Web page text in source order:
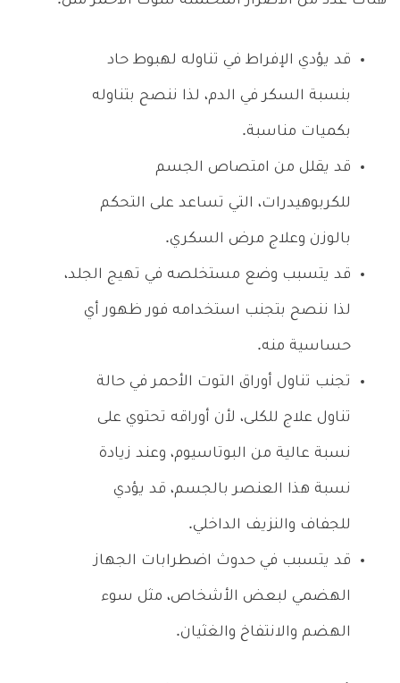
قد يؤدي الإفراط في تناوله لهبوط حاد
بنسبة السكر في الدم، لذا ننصح بتناوله
بكميات مناسبة.
قد يقلل من امتصاص الجسم
للكربوهيدرات، التي تساعد على التحكم
بالوزن وعلاج مرض السكري.
قد يتسبب وضع مستخلصه في تهيج الجلد،
لذا ننصح بتجنب استخدامه فور ظهور أي
حساسية منه.
تجنب تناول أوراق التوت الأحمر في حالة
تناول علاج للكلى، لأن أوراقه تحتوي على
نسبة عالية من البوتاسيوم، وعند زيادة
نسبة هذا العنصر بالجسم، قد يؤدي
للجفاف والنزيف الداخلي.
قد يتسبب في حدوث اضطرابات الجهاز
الهضمي لبعض الأشخاص، مثل سوء
الهضم والانتفاخ والغثيان.